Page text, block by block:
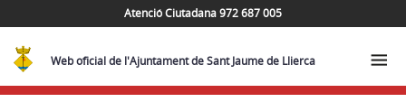
Atenció Ciutadana 972 687 005
Web oficial de l'Ajuntament de Sant Jaume de Llierca